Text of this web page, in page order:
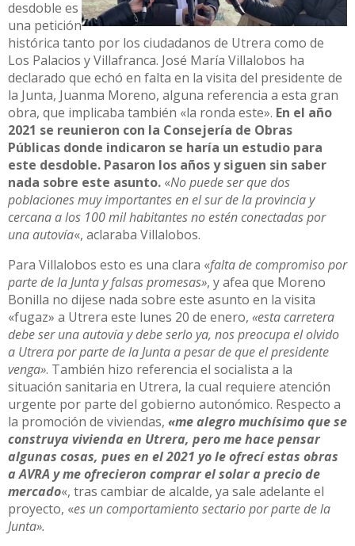
desdoble es
una petición
histórica tanto por los ciudadanos de Utrera como de
Los Palacios y Villafranca. José María Villalobos ha
declarado que echó en falta en la visita del presidente de
la Junta, Juanma Moreno, alguna referencia a esta gran
obra, que implicaba también «la ronda este». En el año
2021 se reunieron con la Consejería de Obras
Públicas donde indicaron se haría un estudio para
este desdoble. Pasaron los años y siguen sin saber
nada sobre este asunto. «No puede ser que dos
poblaciones muy importantes en el sur de la provincia y
cercana a los 100 mil habitantes no estén conectadas por
una autovía«, aclaraba Villalobos.
Para Villalobos esto es una clara «falta de compromiso por
parte de la Junta y falsas promesas», y afea que Moreno
Bonilla no dijese nada sobre este asunto en la visita
«fugaz» a Utrera este lunes 20 de enero, «esta carretera
debe ser una autovía y debe serlo ya, nos preocupa el olvido
a Utrera por parte de la Junta a pesar de que el presidente
venga». También hizo referencia el socialista a la
situación sanitaria en Utrera, la cual requiere atención
urgente por parte del gobierno autonómico. Respecto a
la promoción de viviendas, «me alegro muchísimo que se
construya vivienda en Utrera, pero me hace pensar
algunas cosas, pues en el 2021 yo le ofrecí estas obras
a AVRA y me ofrecieron comprar el solar a precio de
mercado«, tras cambiar de alcalde, ya sale adelante el
proyecto, «es un comportamiento sectario por parte de la
Junta».